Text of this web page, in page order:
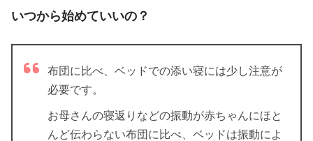
いつから始めていいの？
布団に比べ、ベッドでの添い寝には少し注意が
必要です。
お母さんの寝返りなどの振動が赤ちゃんにほと
んど伝わらない布団に比べ、ベッドは振動によ